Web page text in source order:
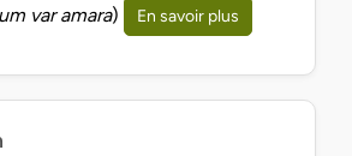
var amara) En savoir plus